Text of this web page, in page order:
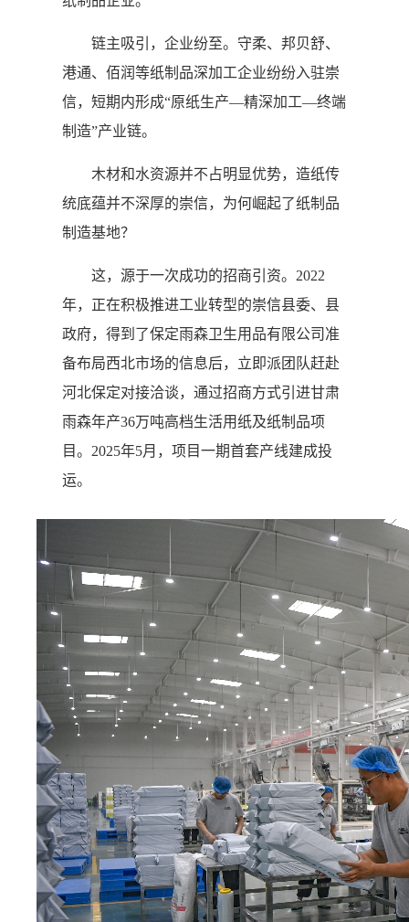
链主吸引，企业纷至。守柔、邦贝舒、
港通、佰润等纸制品深加工企业纷纷入驻崇
信，短期内形成“原纸生产—精深加工—终端
制造”产业链。
木材和水资源并不占明显优势，造纸传
统底蕴并不深厚的崇信，为何崛起了纸制品
制造基地？
这，源于一次成功的招商引资。2022
年，正在积极推进工业转型的崇信县委、县
政府，得到了保定雨森卫生用品有限公司准
备布局西北市场的信息后，立即派团队赶赴
河北保定对接洽谈，通过招商方式引进甘肃
雨森年产36万吨高档生活用纸及纸制品项
目。2025年5月，项目一期首套产线建成投
运。